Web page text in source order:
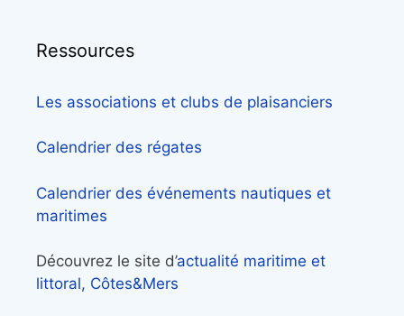
Ressources
Les associations et clubs de plaisanciers
Calendrier des régates
Calendrier des événements nautiques et
maritimes
Découvrez le site d’actualité maritime et
littoral, Côtes&Mers